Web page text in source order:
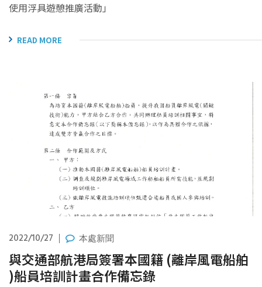
使用浮具遊憩推廣活動」
READ MORE
2022/10/27 本處新聞
與交通部航港局簽署本國籍 (離岸風電船舶
)船員培訓計畫合作備忘錄